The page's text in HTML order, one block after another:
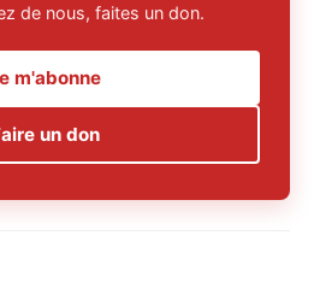
de nous, faites un don.
m'abonne
un don